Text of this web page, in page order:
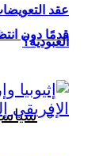
قدمًا دون
عقد
العبودية؟